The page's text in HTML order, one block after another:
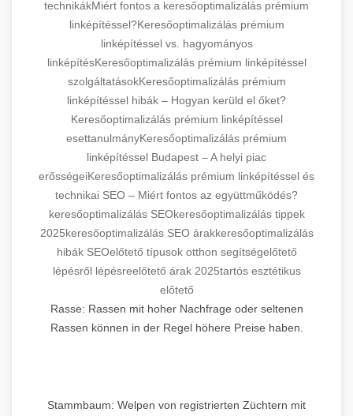
technikákMiért fontos a keresőoptimalizálás prémium
linképítéssel?Keresőoptimalizálás prémium
linképítéssel vs. hagyományos
linképítésKeresőoptimalizálás prémium linképítéssel
szolgáltatásokKeresőoptimalizálás prémium
linképítéssel hibák – Hogyan kerüld el őket?
Keresőoptimalizálás prémium linképítéssel
esettanulmányKeresőoptimalizálás prémium
linképítéssel Budapest – A helyi piac
erősségeiKeresőoptimalizálás prémium linképítéssel és
technikai SEO – Miért fontos az együttműködés?
keresőoptimalizálás SEOkeresőoptimalizálás tippek
2025keresőoptimalizálás SEO árakkeresőoptimalizálás
hibák SEOelőtető típusok otthon segítségelőtető
lépésről lépésreelőtető árak 2025tartós esztétikus
előtető
Rasse: Rassen mit hoher Nachfrage oder seltenen
Rassen können in der Regel höhere Preise haben.
Stammbaum: Welpen von registrierten Züchtern mit